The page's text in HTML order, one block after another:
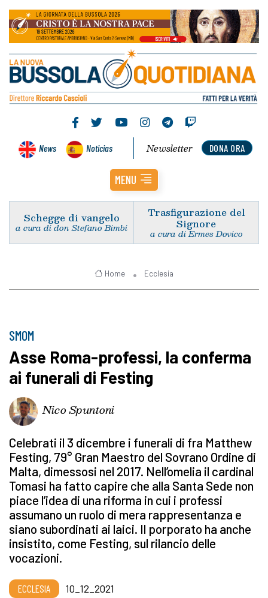
News Noticias DONA ORA
Newsletter
MENU
Schegge di vangelo
a cura di don Stefano Bimbi
Trasfigurazione del
Signore
a cura di Ermes Dovico
Home Ecclesia
SMOM
Asse Roma-professi, la conferma
ai funerali di Festing
Nico Spuntoni
Celebrati il 3 dicembre i funerali di fra Matthew
Festing, 79° Gran Maestro del Sovrano Ordine di
Malta, dimessosi nel 2017. Nell’omelia il cardinal
Tomasi ha fatto capire che alla Santa Sede non
piace l’idea di una riforma in cui i professi
assumano un ruolo di mera rappresentanza e
siano subordinati ai laici. Il porporato ha anche
insistito, come Festing, sul rilancio delle
vocazioni.
ECCLESIA 10_12_2021